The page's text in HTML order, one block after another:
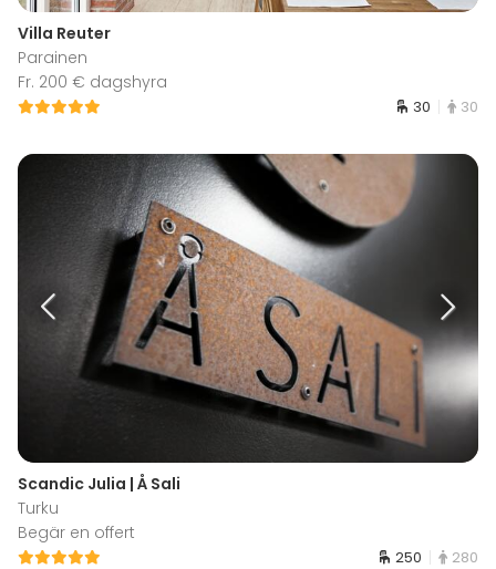
Villa Reuter
Parainen
Fr. 200 € dagshyra
30 30
Scandic Julia | Å Sali
Turku
Begär en offert
250 280